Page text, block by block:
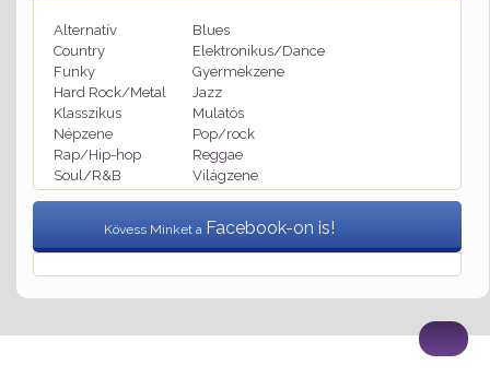
Alternatív
Blues
Country
Elektronikus/Dance
Funky
Gyermekzene
Hard Rock/Metal
Jazz
Klasszikus
Mulatós
Népzene
Pop/rock
Rap/Hip-hop
Reggae
Soul/R&B
Világzene
Kövess Minket a Facebook-on is!